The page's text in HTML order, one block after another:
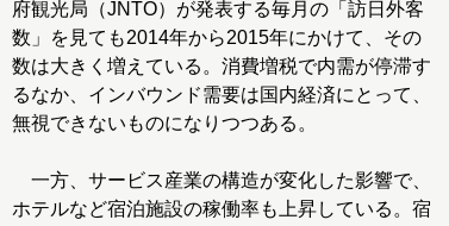
府観光局（JNTO）が発表する毎月の「訪日外客
数」を見ても2014年から2015年にかけて、その
数は大きく増えている。消費増税で内需が停滞す
るなか、インバウンド需要は国内経済にとって、
無視できないものになりつつある。
一方、サービス産業の構造が変化した影響で、
ホテルなど宿泊施設の稼働率も上昇している。宿